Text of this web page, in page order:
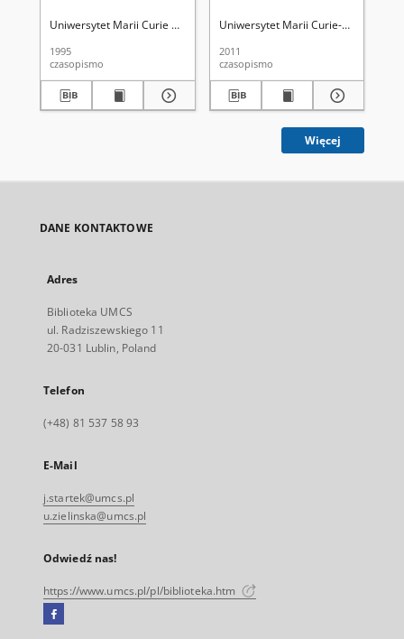
Uniwersytet Marii Curie Skłodowskiej (Lublin). Wydział Pedagogiki i
1995
czasopismo
Uniwersytet Marii Curie-
2011
czasopismo
Więcej
DANE KONTAKTOWE
Adres
Biblioteka UMCS
ul. Radziszewskiego 11
20-031 Lublin, Poland
Telefon
(+48) 81 537 58 93
E-Mail
j.startek@umcs.pl
u.zielinska@umcs.pl
Odwiedź nas!
https://www.umcs.pl/pl/biblioteka.htm
Facebook